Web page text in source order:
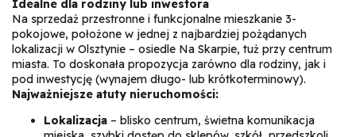
Idealne dla rodziny lub inwestora
Na sprzedaż przestronne i funkcjonalne mieszkanie 3-
pokojowe, położone w jednej z najbardziej pożądanych
lokalizacji w Olsztynie – osiedle Na Skarpie, tuż przy centrum
miasta. To doskonała propozycja zarówno dla rodziny, jak i
pod inwestycję (wynajem długo- lub krótkoterminowy).
Najważniejsze atuty nieruchomości:
Lokalizacja – blisko centrum, świetna komunikacja